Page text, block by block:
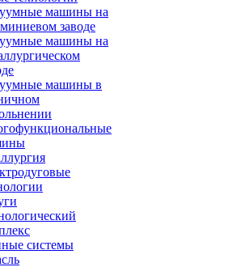
машины на
заводе
машины на
машины в
системы